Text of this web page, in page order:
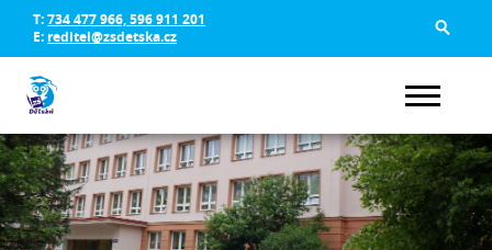
T:734 477 966, 596 911 201
E: reditel@zsdetska.cz